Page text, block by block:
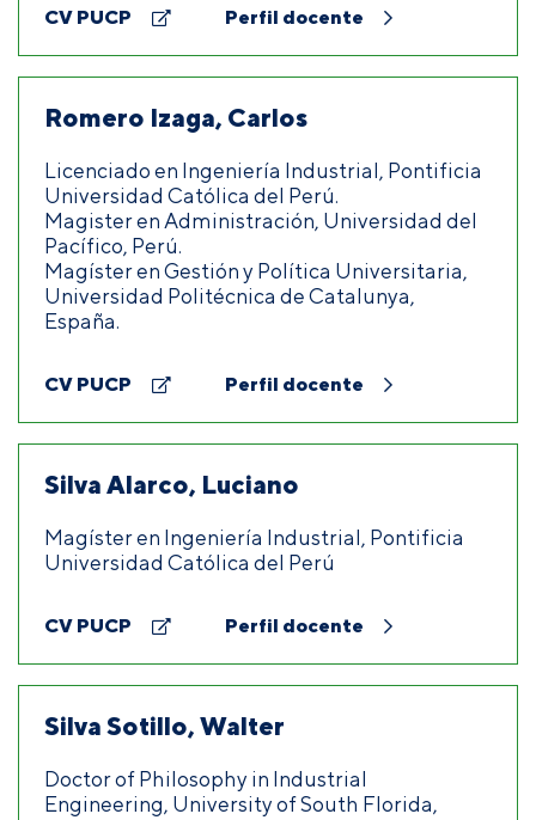
CV PUCP Perfil docente
Romero Izaga, Carlos
Licenciado en Ingeniería Industrial, Pontificia
Universidad Católica del Perú.
Magister en Administración, Universidad del
Pacífico, Perú.
Magíster en Gestión y Política Universitaria,
Universidad Politécnica de Catalunya,
España.
CV PUCP Perfil docente
Silva Alarco, Luciano
Magíster en Ingeniería Industrial, Pontificia
Universidad Católica del Perú
CV PUCP Perfil docente
Silva Sotillo, Walter
Doctor of Philosophy in Industrial
Engineering, University of South Florida,